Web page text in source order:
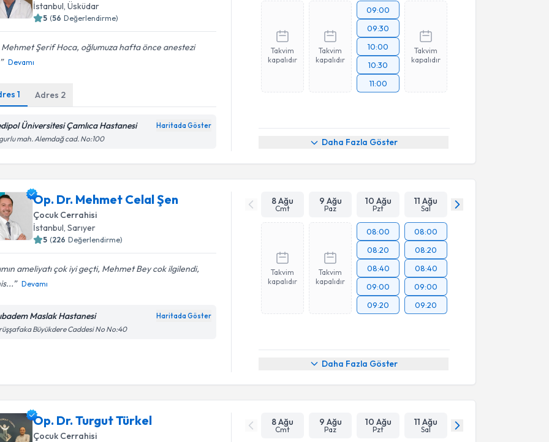
İstanbul,Üsküdar
5 (56 Değerlendirme)
Şerif Hoca, oğlumuza hafta önce anestezi
Devamı
1 Adres 2
Üniversitesi Çamlıca Hastanesi Haritada Göster
mah. Alemdağ cad. No:100
Takvim
kapalıdır
Takvim
kapalıdır
09:00
09:30
10:00
10:30
11:00
Takvim
kapalıdır
Daha Fazla Göster
Op. Dr. Mehmet Celal Şen
Çocuk Cerrahisi
İstanbul ,Sarıyer
5 (226 Değerlendirme)
ameliyatı çok iyi geçti, Mehmet Bey cok ilgilendi,
Devamı
Maslak Hastanesi Haritada Göster
Büyükdere Caddesi No No:40
8 Ağu
Cmt
9 Ağu
Paz
10 Ağu
Pzt
11 Ağu
Sal
Takvim
kapalıdır
Takvim
kapalıdır
08:00
08:20
08:40
09:00
09:20
08:00
08:20
08:40
09:00
09:20
Daha Fazla Göster
Op. Dr. Turgut Türkel
Çocuk Cerrahisi
8 Ağu
Cmt
9 Ağu
Paz
10 Ağu
Pzt
11 Ağu
Sal